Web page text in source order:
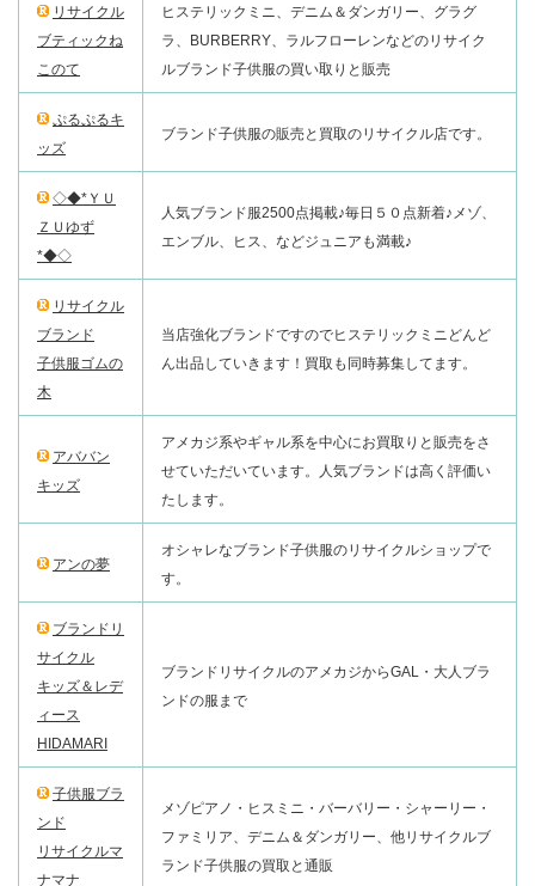
リサイクル
ブティックね
このて
ヒステリックミニ、デニム＆ダンガリー、グラグ
ラ、BURBERRY、ラルフローレンなどのリサイク
ルブランド子供服の買い取りと販売
ぷるぷるキ
ッズ
ブランド子供服の販売と買取のリサイクル店です。
◇◆*ＹＵ
ＺＵゆず
*◆◇
人気ブランド服2500点掲載♪毎日５０点新着♪メゾ、
エンブル、ヒス、などジュニアも満載♪
リサイクル
ブランド
子供服ゴムの
木
当店強化ブランドですのでヒステリックミニどんど
ん出品していきます！買取も同時募集してます。
アババン
キッズ
アメカジ系やギャル系を中心にお買取りと販売をさ
せていただいています。人気ブランドは高く評価い
たします。
アンの夢
オシャレなブランド子供服のリサイクルショップで
す。
ブランドリ
サイクル
キッズ＆レデ
ィース
HIDAMARI
ブランドリサイクルのアメカジからGAL・大人ブラ
ンドの服まで
子供服ブラ
ンド
リサイクルマ
ナマナ
メゾピアノ・ヒスミニ・バーバリー・シャーリー・
ファミリア、デニム＆ダンガリー、他リサイクルブ
ランド子供服の買取と通販